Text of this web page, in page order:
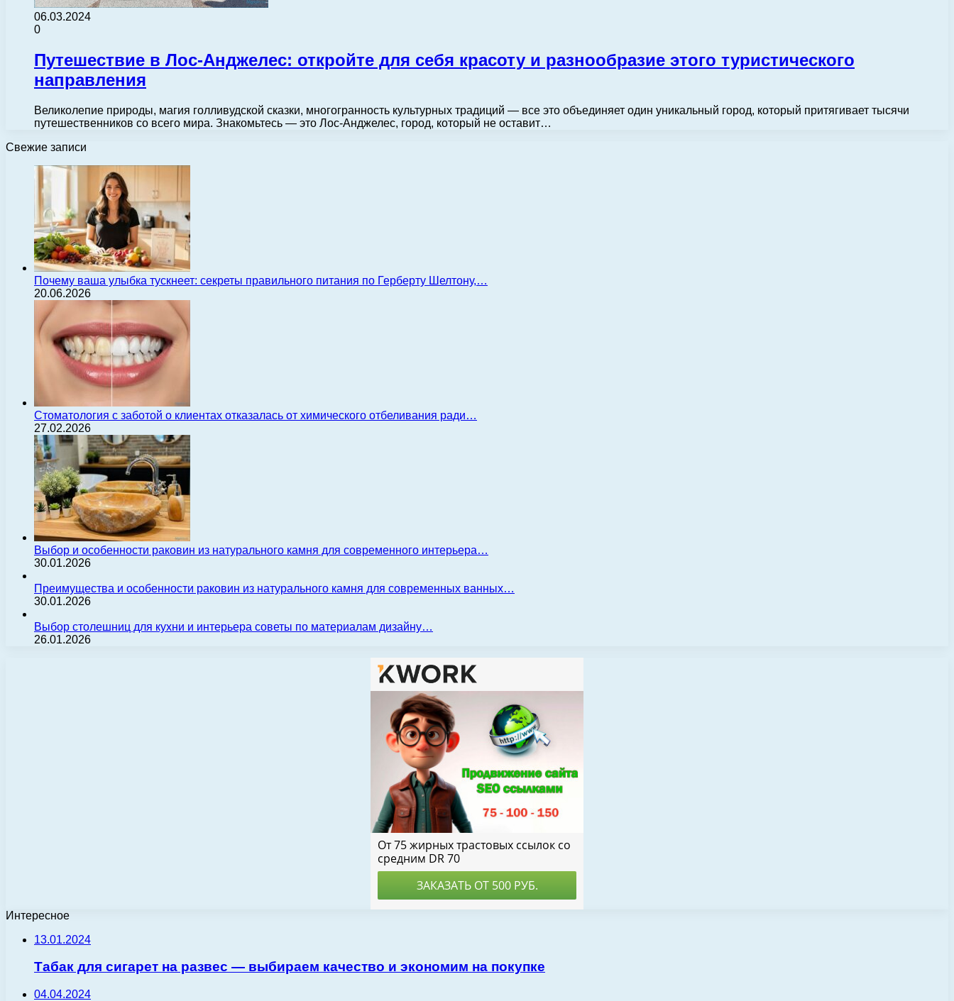
06.03.2024
0
Путешествие в Лос-Анджелес: откройте для себя красоту и разнообразие этого туристического
направления
Великолепие природы, магия голливудской сказки, многогранность культурных традиций — все это объединяет один уникальный город, который притягивает тысячи
путешественников со всего мира. Знакомьтесь — это Лос-Анджелес, город, который не оставит…
Свежие записи
Почему ваша улыбка тускнеет: секреты правильного питания по Герберту Шелтону,…
20.06.2026
Стоматология с заботой о клиентах отказалась от химического отбеливания ради…
27.02.2026
Выбор и особенности раковин из натурального камня для современного интерьера…
30.01.2026
Преимущества и особенности раковин из натурального камня для современных ванных…
30.01.2026
Выбор столешниц для кухни и интерьера советы по материалам дизайну…
26.01.2026
Интересное
13.01.2024
Табак для сигарет на развес — выбираем качество и экономим на покупке
04.04.2024